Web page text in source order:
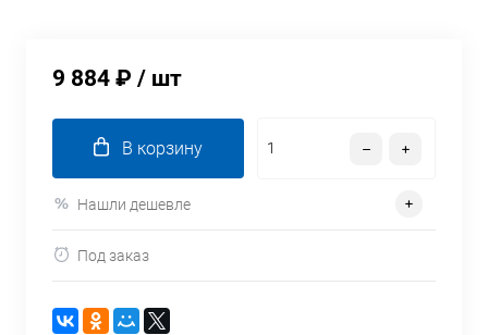
9 884 ₽ / шт
В корзину
Нашли дешевле
Под заказ